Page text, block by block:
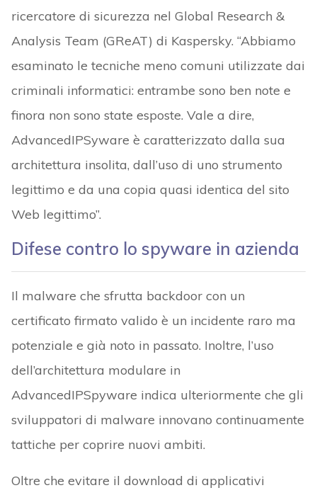
ricercatore di sicurezza nel Global Research &
Analysis Team (GReAT) di Kaspersky. “Abbiamo
esaminato le tecniche meno comuni utilizzate dai
criminali informatici: entrambe sono ben note e
finora non sono state esposte. Vale a dire,
AdvancedIPSyware è caratterizzato dalla sua
architettura insolita, dall’uso di uno strumento
legittimo e da una copia quasi identica del sito
Web legittimo”.
Difese contro lo spyware in azienda
Il malware che sfrutta backdoor con un
certificato firmato valido è un incidente raro ma
potenziale e già noto in passato. Inoltre, l’uso
dell’architettura modulare in
AdvancedIPSpyware indica ulteriormente che gli
sviluppatori di malware innovano continuamente
tattiche per coprire nuovi ambiti.
Oltre che evitare il download di applicativi